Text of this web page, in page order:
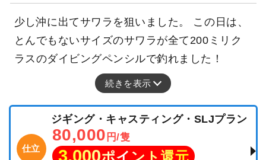
少し沖に出てサワラを狙いました。 この日は、
とんでもないサイズのサワラが全て200ミリク
ラスのダイビングペンシルで釣れました！
続きを表示
仕立
ジギング・キャスティング・SLJプラン
80,000 円/隻
3,000